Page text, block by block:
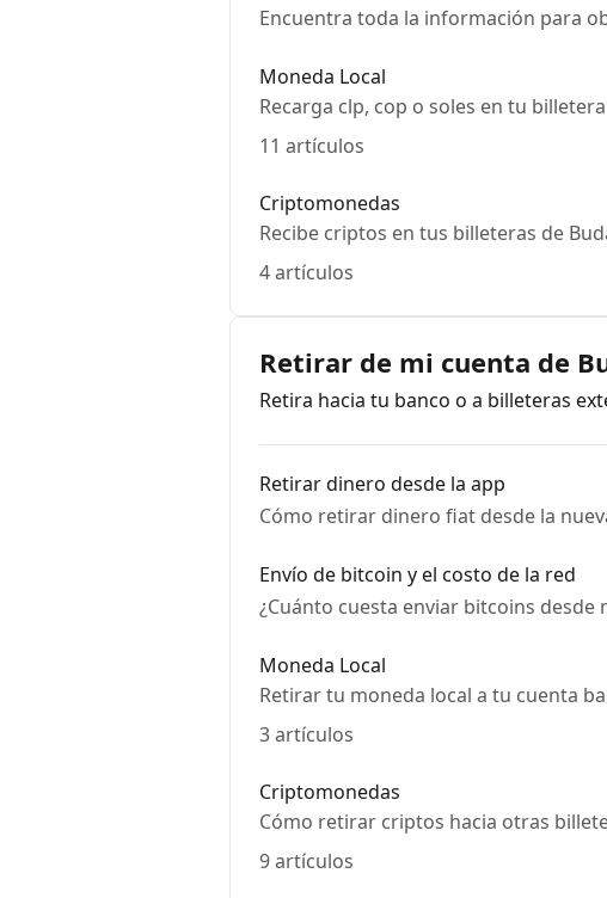
Encuentra toda la información para
Moneda Local
Recarga clp, cop o soles en tu
11 artículos
Criptomonedas
Recibe criptos en tus billeteras de
4 artículos
Retirar de mi cuenta de
Retira hacia tu banco o a billeteras
Retirar dinero desde la app
Cómo retirar dinero fiat desde la
Envío de bitcoin y el costo de la red
¿Cuánto cuesta enviar bitcoins desde
Moneda Local
Retirar tu moneda local a tu cuenta
3 artículos
Criptomonedas
Cómo retirar criptos hacia otras
9 artículos